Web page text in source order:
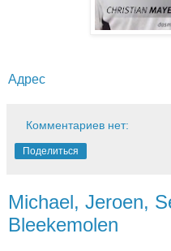
Адрес
Комментариев нет:
Поделиться
Michael, Jeroen,
Bleekemolen